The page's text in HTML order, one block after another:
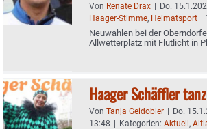
Von Renate Drax | Do.
Haager-Stimme, Heimatsport |
Neuwahlen bei der
Allwetterplatz mit Flutlicht in
Haager Schäffler
Von Tanja Geidobler | Do.
13:48 | Kategorien: Aktuell,